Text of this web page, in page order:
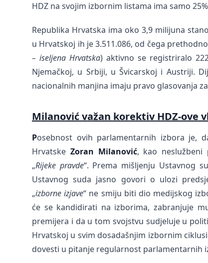
HDZ na svojim izbornim listama ima samo
Republika Hrvatska ima oko 3,9 milijuna
u Hrvatskoj ih je 3.511.086, od čega
– iseljena Hrvatska) aktivno se registriralo
Njemačkoj, u Srbiji, u Švicarskoj i Austriji.
nacionalnih manjina imaju pravo glasovanja
Milanović važan korektiv HDZ-ove
Posebnost ovih parlamentarnih izbora je,
Hrvatske Zoran Milanović, kao neslužbeni
„Rijeke pravde“. Prema mišljenju Ustavnog
Ustavnog suda jasno govori o ulozi
„izborne izjave“ ne smiju biti dio medijskog
će se kandidirati na izborima, zabranjuje
premijera i da u tom svojstvu sudjeluje u
Hrvatskoj u svim dosadašnjim izbornim
dovesti u pitanje regularnost parlamentarnih